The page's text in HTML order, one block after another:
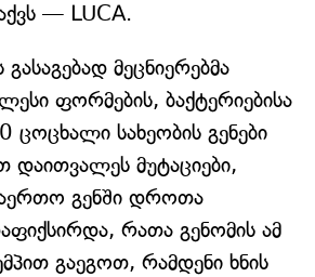
— LUCA.
გასაგებად მეცნიერებმა
ფორმების, ბაქტერიებისა
ცოცხალი სახეობის გენები
დაითვალეს მუტაციები,
გენში დროთა
რათა გენომის ამ
გაეგოთ, რამდენი ხნის